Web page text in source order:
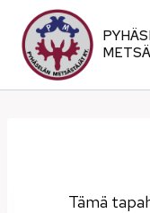
sisältöön
Tämä